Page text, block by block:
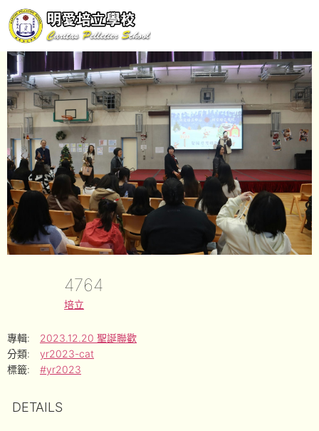
4764
培立
專輯:
2023.12.20 聖誕聯歡
分類:
yr2023-cat
標籤:
#yr2023
DETAILS